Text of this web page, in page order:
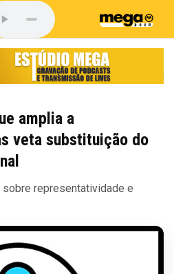
amplia a
veta substituição do
representatividade e